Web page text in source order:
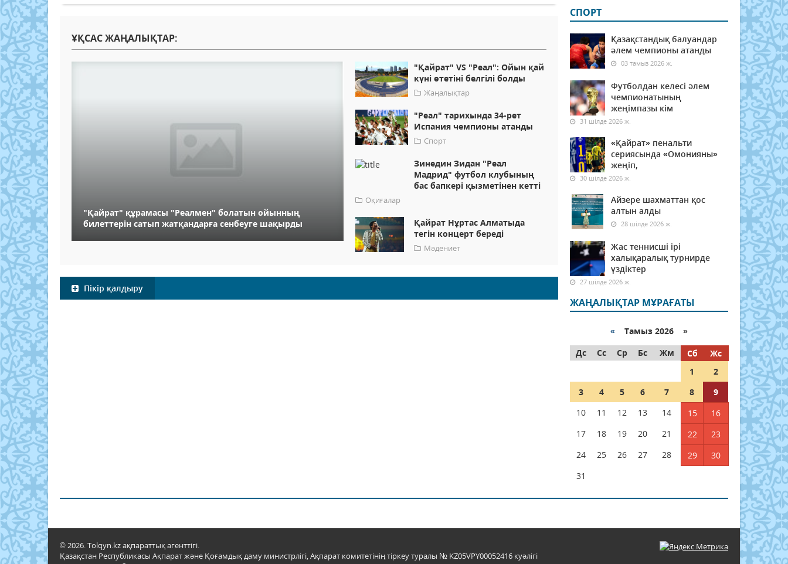
ҰҚСАС ЖАҢАЛЫҚТАР:
"Қайрат" құрамасы "Реалмен" болатын ойынның
билеттерін сатып жатқандарға сенбеуге шақырды
"Қайрат" VS "Реал": Ойын қай
күні өтетіні белгілі болды
Жаңалықтар
"Реал" тарихында 34-рет
Испания чемпионы атанды
Спорт
Зинедин Зидан "Реал
Мадрид" футбол клубының
бас бапкері қызметінен кетті
Оқиғалар
Қайрат Нұртас Алматыда
тегін концерт береді
Мәдениет
Пікір қалдыру
СПОРТ
Қазақстандық балуандар
әлем чемпионы атанды
03 тамыз 2026 ж.
Футболдан келесі әлем
чемпионатының
жеңімпазы кім
31 шілде 2026 ж.
«Қайрат» пенальти
сериясында «Омонияны»
жеңіп,
30 шілде 2026 ж.
Айзере шахматтан қос
алтын алды
28 шілде 2026 ж.
Жас теннисші ірі
халықаралық турнирде
үздіктер
27 шілде 2026 ж.
ЖАҢАЛЫҚТАР МҰРАҒАТЫ
« Тамыз 2026 »
Дс
Сс Ср Бс Жм Сб
Жс
1
2
3
4 5 6 7 8
9
10
11 12 13 14 15
16
17
18 19 20 21 22
23
24
25 26 27 28 29
30
31
© 2026. Tolqyn.kz ақпараттық агенттігі.
Қазақстан Республикасы Ақпарат және Қоғамдық даму министрлігі, Ақпарат комитетінің тіркеу туралы № KZ05VPY00052416 куәлігі